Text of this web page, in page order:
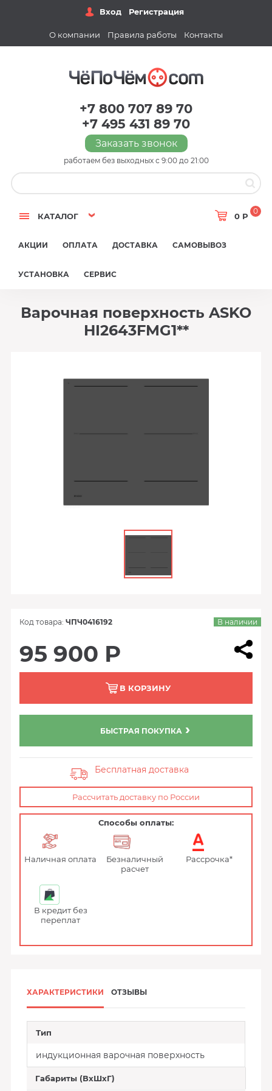
Вход Регистрация
О компании Правила работы Контакты
+7 800 707 89 70
+7 495 431 89 70
Заказать звонок
работаем без выходных с 9:00 до 21:00
КАТАЛОГ 0 Р
0
АКЦИИ ОПЛАТА ДОСТАВКА САМОВЫВОЗ
УСТАНОВКА СЕРВИС
Варочная поверхность ASKO
HI2643FMG1**
Код товара: ЧПЧ0416192 В наличии
95 900 Р
В КОРЗИНУ
БЫСТРАЯ ПОКУПКА
Бесплатная доставка
Рассчитать доставку по России
Способы оплаты:
Наличная оплата
Безналичный
расчет
Рассрочка*
В кредит без
переплат
ХАРАКТЕРИСТИКИ ОТЗЫВЫ
Тип
индукционная варочная поверхность
Габариты (ВхШхГ)